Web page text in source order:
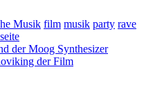
Musik film musik party rave
der Moog Synthesizer
der Film